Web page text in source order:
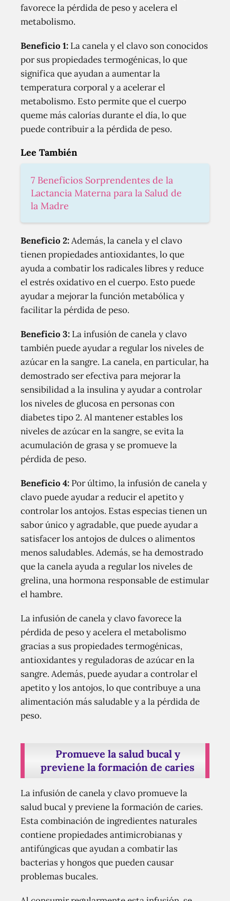
favorece la pérdida de peso y acelera el
metabolismo.
Beneficio 1: La canela y el clavo son conocidos
por sus propiedades termogénicas, lo que
significa que ayudan a aumentar la
temperatura corporal y a acelerar el
metabolismo. Esto permite que el cuerpo
queme más calorías durante el día, lo que
puede contribuir a la pérdida de peso.
Lee También
7 Beneficios Sorprendentes de la
Lactancia Materna para la Salud de
la Madre
Beneficio 2:Además, la canela y el clavo
tienen propiedades antioxidantes, lo que
ayuda a combatir los radicales libres y reduce
el estrés oxidativo en el cuerpo. Esto puede
ayudar a mejorar la función metabólica y
facilitar la pérdida de peso.
Beneficio 3: La infusión de canela y clavo
también puede ayudar a regular los niveles de
azúcar en la sangre. La canela, en particular, ha
demostrado ser efectiva para mejorar la
sensibilidad a la insulina y ayudar a controlar
los niveles de glucosa en personas con
diabetes tipo 2. Al mantener estables los
niveles de azúcar en la sangre, se evita la
acumulación de grasa y se promueve la
pérdida de peso.
Beneficio 4: Por último, la infusión de canela y
clavo puede ayudar a reducir el apetito y
controlar los antojos. Estas especias tienen un
sabor único y agradable, que puede ayudar a
satisfacer los antojos de dulces o alimentos
menos saludables. Además, se ha demostrado
que la canela ayuda a regular los niveles de
grelina, una hormona responsable de estimular
el hambre.
La infusión de canela y clavo favorece la
pérdida de peso y acelera el metabolismo
gracias a sus propiedades termogénicas,
antioxidantes y reguladoras de azúcar en la
sangre. Además, puede ayudar a controlar el
apetito y los antojos, lo que contribuye a una
alimentación más saludable y a la pérdida de
peso.
Promueve la salud bucal y
previene la formación de caries
La infusión de canela y clavo promueve la
salud bucal y previene la formación de caries.
Esta combinación de ingredientes naturales
contiene propiedades antimicrobianas y
antifúngicas que ayudan a combatir las
bacterias y hongos que pueden causar
problemas bucales.